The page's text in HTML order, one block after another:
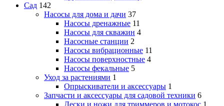
Сад 142
Насосы для дома и дачи 37
Насосы дренажные 11
Насосы для скважин 4
Насосные станции 2
Насосы вибрационные 11
Насосы поверхностные 4
Насосы фекальные 5
Уход за растениями 1
Опрыскиватели и аксессуары 1
Запчасти и аксессуары для садовой техники 6
Лески и ножи для триммеров и мотокос 1